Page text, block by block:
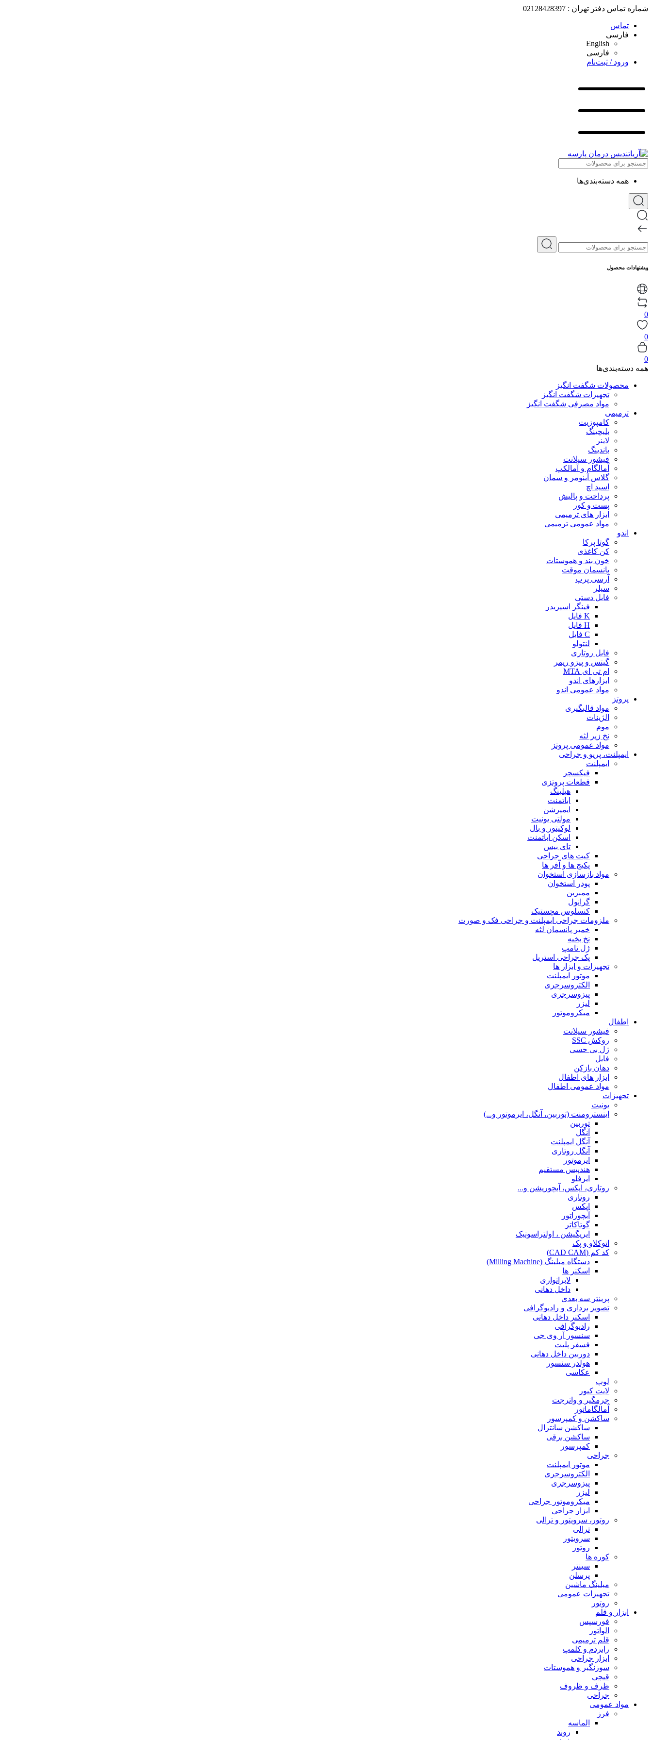
شماره تماس دفتر تهران : 02128428397
تماس
فارسی
English
فارسی
ورود / ثبت‌نام
همه دسته‌بندی‌ها
پیشنهادات محصول
0
0
0
همه دسته‌بندی‌ها
محصولات شگفت انگیز
تجهیزات شگفت انگیز
مواد مصرفی شگفت انگیز
ترمیمی
کامپوزیت
بلیچینگ
لاینر
باندینگ
فیشور سیلانت
آمالگام و آمالکپ
گلاس آینومر و سمان
اسید اچ
پرداخت و پالیش
پست و کور
ابزار های ترمیمی
مواد عمومی ترمیمی
اندو
گوتا پرکا
کن کاغذی
خون بند و هموستات
پانسمان موقت
آرسی پرپ
سیلر
فایل دستی
فینگر اسپریدر
K فایل
H فایل
C فایل
لنتولو
فایل روتاری
گیتس و پیزو ریمر
ام تی ای MTA
ابزارهای اندو
مواد عمومی اندو
پروتز
مواد قالبگیری
الژینات
موم
نخ زیر لثه
مواد عمومی پروتز
ایمپلنت، پریو و جراحی
ایمپلنت
فیکسچر
قطعات پروتزی
هیلینگ
اباتمنت
ایمپرشن
مولتی یونیت
لوکیتور و بال
اسکن اباتمنت
تای بیس
کیت های جراحی
پکیج ها و آفر ها
مواد بازسازی استخوان
پودر استخوان
ممبرین
گرانول
کنسلوس مچستیک
ملزومات جراحی ایمپلنت و جراحی فک و صورت
خمیر پانسمان لثه
نخ بخیه
ژل تامپ
پک جراحی استریل
تجهیزات و ابزار ها
موتور ایمپلنت
الکتروسرجری
پیزوسرجری
لیزر
میکروموتور
اطفال
فیشور سیلانت
روکش SSC
ژل بی حسی
فایل
دهان بازکن
ابزار های اطفال
مواد عمومی اطفال
تجهیزات
یونیت
اینسترومنت (توربین، آنگل، ایرموتور و...)
توربین
آنگل
آنگل ایمپلنت
آنگل روتاری
ایرموتور
هندپیس مستقیم
ایرفلو
روتاری، اپکس، آبچوریشن و...
روتاری
اپکس
آبچوراتور
گوتاکاتر
ایریگیشن ، اولتراسونیک
اتوکلاو و پک
کد کم (CAD CAM)
دستگاه میلینگ (Milling Machine)
اسکنر ها
لابراتواری
داخل دهانی
پرینتر سه بعدی
تصویر برداری و رادیوگرافی
اسکنر داخل دهانی
رادیوگرافی
سنسور آر وی جی
فسفر پلیت
دوربین داخل دهانی
هولدر سنسور
عکاسی
لوپ
لایت کیور
جرمگیر و واترجت
آمالگاماتور
ساکشن و کمپرسور
ساکشن سانترال
ساکشن برقی
کمپرسور
جراحی
موتور ایمپلنت
الکتروسرجری
پیزوسرجری
لیزر
میکروموتور جراحی
ابزار جراحی
روتور، سرویتور و ترالی
ترالی
سرویتور
روتور
کوره ها
سینتر
پرسلن
میلینگ ماشین
تجهیزات عمومی
روتور
ابزار و قلم
فورسپس
الواتور
قلم ترمیمی
رابردم و کلمپ
ابزار جراحی
سوزنگیر و هموستات
قیچی
ظرف و ظروف
جراحی
مواد عمومی
فرز
الماسه
روند